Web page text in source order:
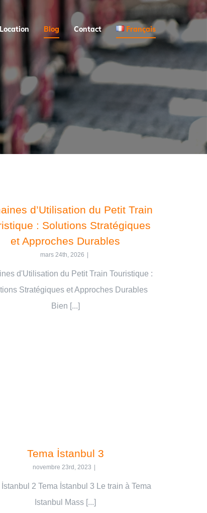
Location Blog Contact Français
d’Utilisation du Petit Train
: Solutions Stratégiques
et Approches Durables
mars 24th, 2026
d'Utilisation du Petit Train Touristique :
Stratégiques et Approches Durables
Bien [...]
Tema İstanbul 3
novembre 23rd, 2023 |
İstanbul 2 Tema İstanbul 3 Le train à Tema
Istanbul Mass [...]